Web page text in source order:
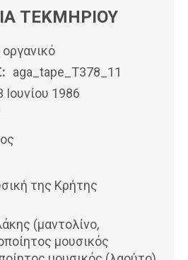
ΤΕΚΜΗΡΙΟΥ
aga_tape_T378_11
Ιουνίου 1986
της Κρήτης
(μαντολίνο,
μουσικός